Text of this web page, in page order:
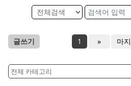
글쓰기 1 » 마